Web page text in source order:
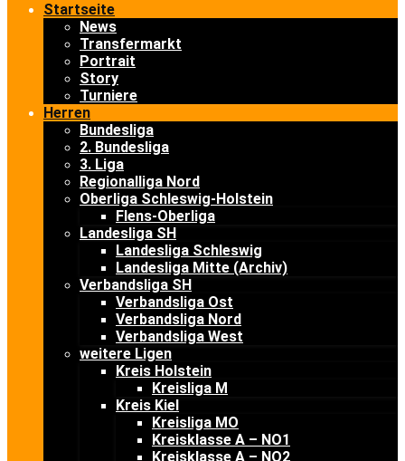
Startseite
News
Transfermarkt
Portrait
Story
Turniere
Herren
Bundesliga
2. Bundesliga
3. Liga
Regionalliga Nord
Oberliga Schleswig-Holstein
Flens-Oberliga
Landesliga SH
Landesliga Schleswig
Landesliga Mitte (Archiv)
Verbandsliga SH
Verbandsliga Ost
Verbandsliga Nord
Verbandsliga West
weitere Ligen
Kreis Holstein
Kreisliga M
Kreis Kiel
Kreisliga MO
Kreisklasse A – NO1
Kreisklasse A – NO2